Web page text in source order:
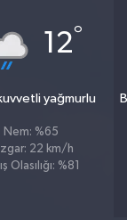
12°
yağmurlu
Nem: %65
22 km/h
Olasılığı: %81